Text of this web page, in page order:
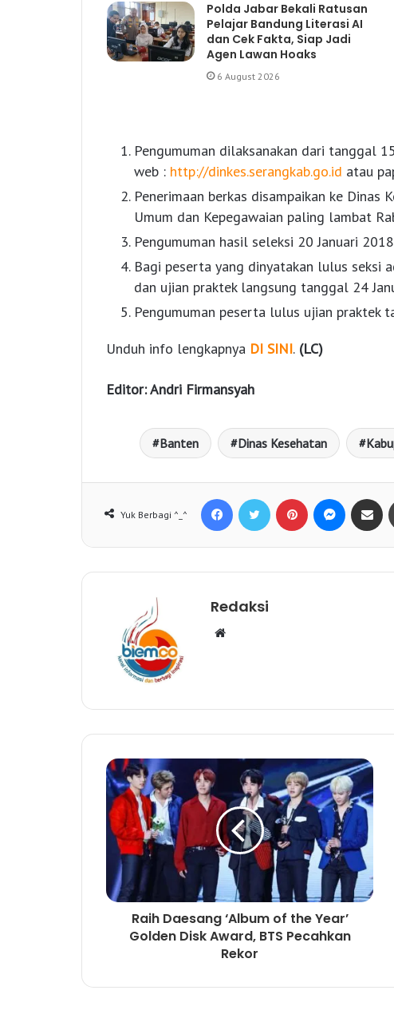
Polda Jabar Bekali Ratusan
Pelajar Bandung Literasi AI
dan Cek Fakta, Siap Jadi
Agen Lawan Hoaks
6 August 2026
Pengumuman dilaksanakan dari tanggal
web : http://dinkes.serangkab.go.id atau
Penerimaan berkas disampaikan ke Dinas
Umum dan Kepegawaian paling lambat
Pengumuman hasil seleksi 20 Januari 2018
Bagi peserta yang dinyatakan lulus seksi
dan ujian praktek langsung tanggal 24
Pengumuman peserta lulus ujian praktek
Unduh info lengkapnya DI SINI. (LC)
Editor: Andri Firmansyah
Banten Dinas Kesehatan
Yuk Berbagi ^_^
Redaksi
i
Raih Daesang ‘Album of the Year’
Golden Disk Award, BTS Pecahkan
Rekor